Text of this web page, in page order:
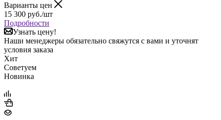
Варианты цен
15 300 руб./шт
Подробности
Узнать цену!
Наши менеджеры обязательно свяжутся с вами и уточнят
условия заказа
Хит
Советуем
Новинка